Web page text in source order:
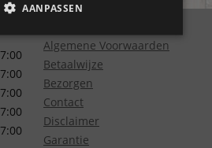
Algemene Voorwaarden
Betaalwijze
Bezorgen
Contact
Disclaimer
Garantie
AANPASSEN